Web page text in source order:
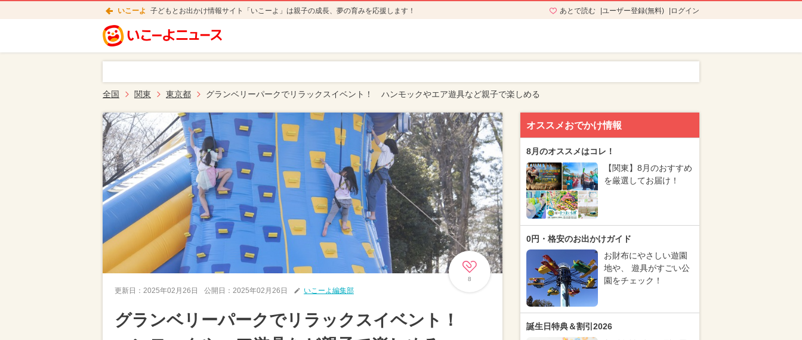
いこーよ 子どもとお出かけ情報サイト「いこーよ」は親子の成長、夢の育みを応援します！ あとで読む ユーザー登録(無料) ログイン
全国 関東 東京都 グランベリーパークでリラックスイベント！ ハンモックやエア遊具など親子で楽しめる
8
更新日： 2025年02月26日 公開日： 2025年02月26日 いこーよ編集部
グランベリーパークでリラックスイベント！
オススメおでかけ情報
8月のオススメはコレ！
【関東】8月のおすすめ
を厳選してお届け！
0円・格安のお出かけガイド
お財布にやさしい遊園
地や、 遊具がすごい公
園をチェック！
誕生日特典＆割引2026